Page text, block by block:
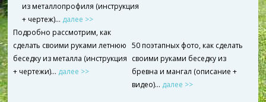
из металлопрофиля (инструкция
+ чертеж)… далее >>
Подробно рассмотрим, как
сделать своими руками летнюю
беседку из металла (инструкция
+ чертежи)… далее >>
50 поэтапных фото, как сделать
своими руками беседку из
бревна и мангал (описание +
видео)… далее >>